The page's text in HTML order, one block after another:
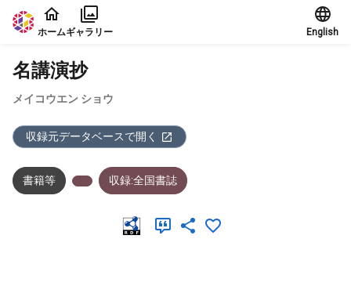
本文に飛ぶ
ホームギャラリー English
名講演抄
メイコウエン ショウ
収録元データベースで開く
書籍等 収録:全国書誌